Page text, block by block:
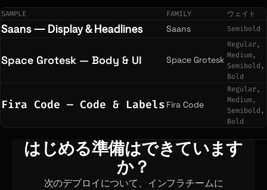
SAMPLE FAMILY ウェイト
Saans — Display & Headlines Saans Semibold
Space Grotesk — Body & UI Space Grotesk
Regular,
Medium,
Semibold,
Bold
Fira Code — Code & Labels Fira Code
Regular,
Medium,
Semibold,
Bold
はじめる準備はできています
か？
次のデプロイについて、インフラチームに